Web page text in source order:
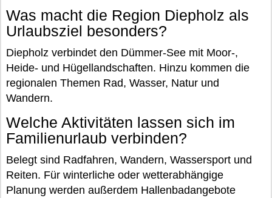
Was macht die Region Diepholz als
Urlaubsziel besonders?
Diepholz verbindet den Dümmer-See mit Moor-,
Heide- und Hügellandschaften. Hinzu kommen die
regionalen Themen Rad, Wasser, Natur und
Wandern.
Welche Aktivitäten lassen sich im
Familienurlaub verbinden?
Belegt sind Radfahren, Wandern, Wassersport und
Reiten. Für winterliche oder wetterabhängige
Planung werden außerdem Hallenbadangebote